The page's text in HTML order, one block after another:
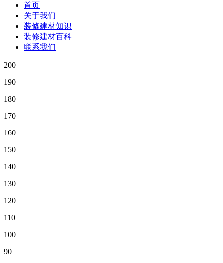
首页
关于我们
装修建材知识
装修建材百科
联系我们
200
190
180
170
160
150
140
130
120
110
100
90